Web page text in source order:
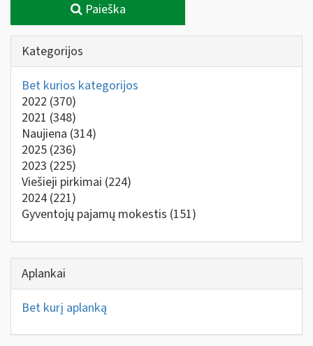
Paieška
Kategorijos
Bet kurios kategorijos
2022 (370)
2021 (348)
Naujiena (314)
2025 (236)
2023 (225)
Viešieji pirkimai (224)
2024 (221)
Gyventojų pajamų mokestis (151)
Aplankai
Bet kurį aplanką